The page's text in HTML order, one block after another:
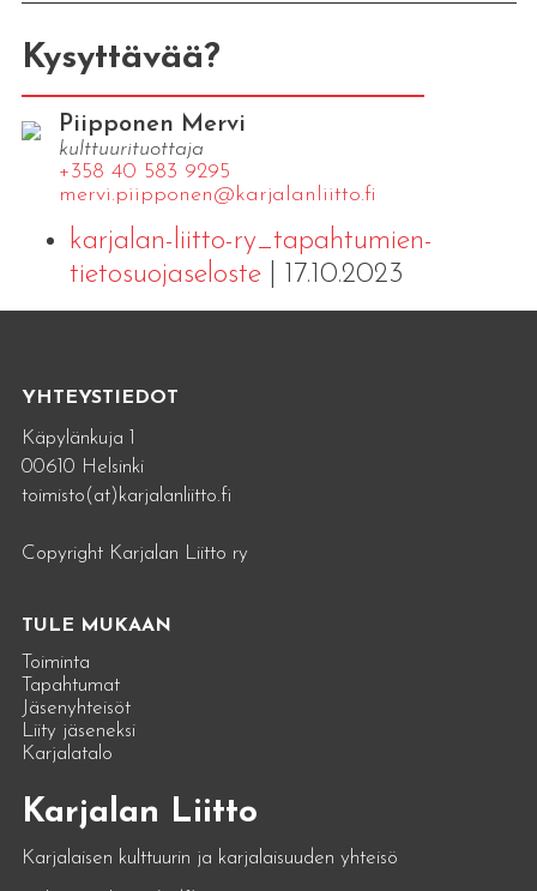
Kysyttävää?
Piipponen Mervi
kulttuurituottaja
+358 40 583 9295
mervi.​piipponen@​kar​jala​nlii​tto.​fi
karjalan-liitto-ry_tapahtumien-
tietosuojaseloste| 17.10.2023
YHTEYSTIEDOT
Käpylänkuja 1
00610 Helsinki
toimisto(at)karjalanliitto.fi
Copyright Karjalan Liitto ry
TULE MUKAAN
Toiminta
Tapahtumat
Jäsenyhteisöt
Liity jäseneksi
Karjalatalo
Karjalan Liitto
Karjalaisen kulttuurin ja karjalaisuuden yhteisö